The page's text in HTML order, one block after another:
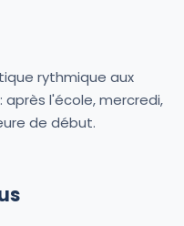
rythmique aux
après l'école, mercredi,
de début.